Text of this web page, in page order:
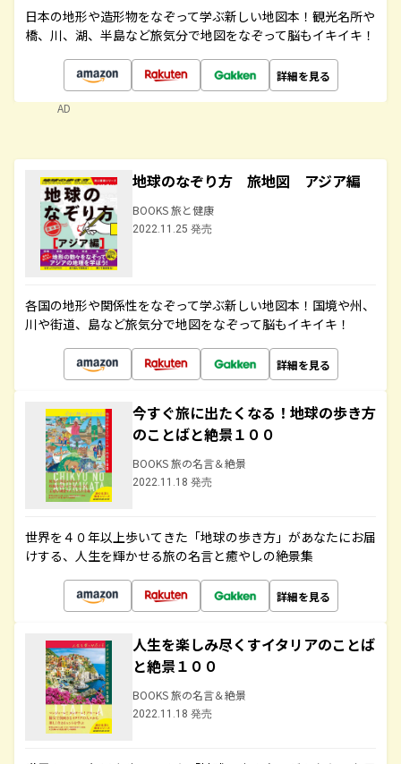
日本の地形や造形物をなぞって学ぶ新しい地図本！観光名所や
橋、川、湖、半島など旅気分で地図をなぞって脳もイキイキ！
詳細を見る
AD
地球のなぞり方 旅地図 アジア編
BOOKS 旅と健康
2022.11.25 発売
各国の地形や関係性をなぞって学ぶ新しい地図本！国境や州、
川や街道、島など旅気分で地図をなぞって脳もイキイキ！
詳細を見る
今すぐ旅に出たくなる！地球の歩き方
のことばと絶景１００
BOOKS 旅の名言＆絶景
2022.11.18 発売
世界を４０年以上歩いてきた「地球の歩き方」があなたにお届
けする、人生を輝かせる旅の名言と癒やしの絶景集
詳細を見る
人生を楽しみ尽くすイタリアのことば
と絶景１００
BOOKS 旅の名言＆絶景
2022.11.18 発売